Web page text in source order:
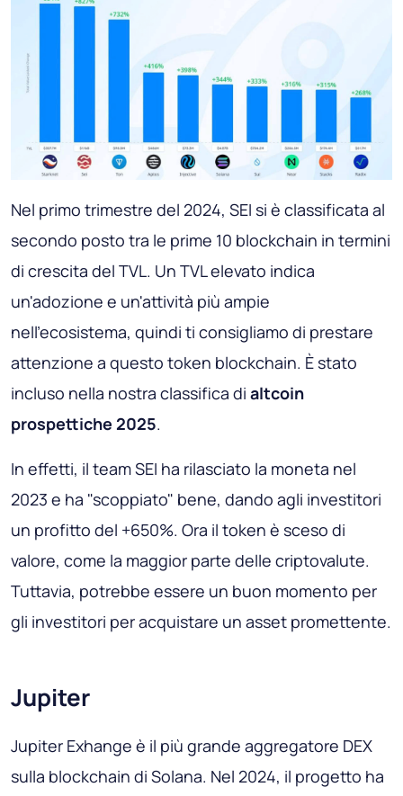
Nel primo trimestre del 2024, SEI si è classificata al
secondo posto tra le prime 10 blockchain in termini
di crescita del TVL. Un TVL elevato indica
un'adozione e un'attività più ampie
nell'ecosistema, quindi ti consigliamo di prestare
attenzione a questo token blockchain. È stato
incluso nella nostra classifica di altcoin
prospettiche 2025.
In effetti, il team SEI ha rilasciato la moneta nel
2023 e ha "scoppiato" bene, dando agli investitori
un profitto del +650%. Ora il token è sceso di
valore, come la maggior parte delle criptovalute.
Tuttavia, potrebbe essere un buon momento per
gli investitori per acquistare un asset promettente.
Jupiter
Jupiter Exhange è il più grande aggregatore DEX
sulla blockchain di Solana. Nel 2024, il progetto ha